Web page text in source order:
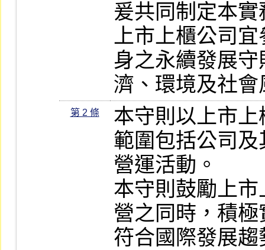
爰共同制定本
上市上櫃公司
身之永續發展
濟、環境及社
第 2 條
本守則以上市
範圍包括公司
營運活動。
本守則鼓勵上
營之同時，積
符合國際發展